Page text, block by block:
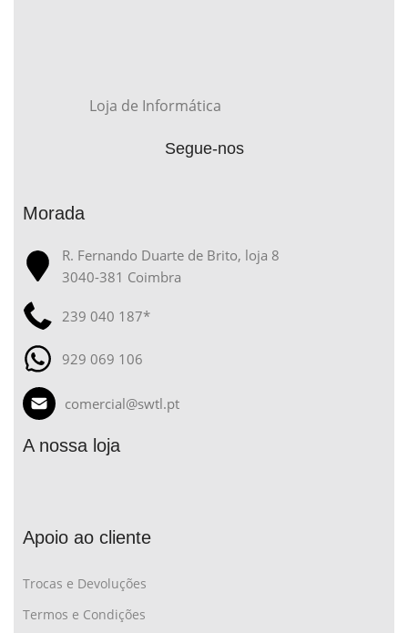
Loja de Informática
Segue-nos
Morada
R. Fernando Duarte de Brito, loja 8
3040-381 Coimbra
239 040 187*
929 069 106
comercial@swtl.pt
A nossa loja
Apoio ao cliente
Trocas e Devoluções
Termos e Condições